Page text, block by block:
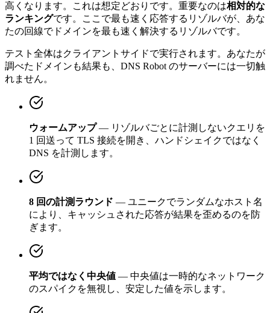
高くなります。これは想定どおりです。重要なのは相対的な
ランキングです。ここで最も速く応答するリゾルバが、あな
たの回線でドメインを最も速く解決するリゾルバです。
テスト全体はクライアントサイドで実行されます。あなたが
調べたドメインも結果も、DNS Robot のサーバーには一切触
れません。
ウォームアップ— リゾルバごとに計測しないクエリを
1 回送って TLS 接続を開き、ハンドシェイクではなく
DNS を計測します。
8 回の計測ラウンド — ユニークでランダムなホスト名
により、キャッシュされた応答が結果を歪めるのを防
ぎます。
平均ではなく中央値 — 中央値は一時的なネットワーク
のスパイクを無視し、安定した値を示します。